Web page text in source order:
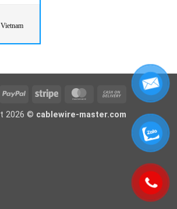
PayPal Stripe MasterCardCash
Delivery
2026 © cablewire-master.com